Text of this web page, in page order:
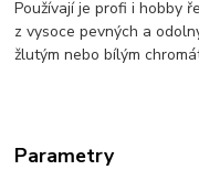
Používají je profi i hobby
z vysoce pevných a
žlutým nebo bílým
Parametry